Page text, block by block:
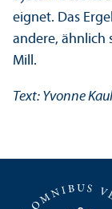
eignet. Das
andere, ähnlich
Mill.
Text: Yvonne